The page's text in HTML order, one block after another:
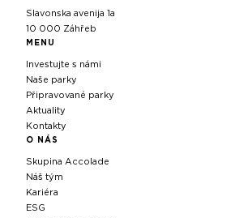
Slavonska avenija 1a
10 000 Záhřeb
MENU
Investujte s námi
Naše parky
Připravované parky
Aktuality
Kontakty
O NÁS
Skupina Accolade
Náš tým
Kariéra
ESG